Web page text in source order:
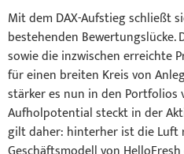
Mit dem DAX-Aufstieg schließt
bestehenden Bewertungslücke.
sowie die inzwischen erreichte
für einen breiten Kreis von
stärker es nun in den
Aufholpotential steckt in der
gilt daher: hinterher ist die Luft